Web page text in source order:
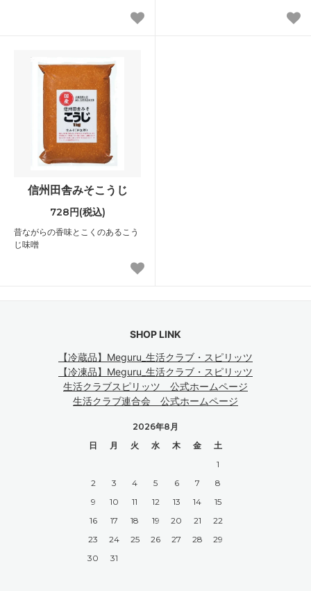
信州田舎みそこうじ
728円(税込)
昔ながらの香味とこくのあるこう
じ味噌
SHOP LINK
【冷蔵品】Meguru_生活クラブ・スピリッツ
【冷凍品】Meguru_生活クラブ・スピリッツ
生活クラブスピリッツ 公式ホームページ
生活クラブ連合会 公式ホームページ
2026年8月
日
月 火 水 木 金
土
1
2
3 4 5 6 7
8
9
10 11 12 13 14
15
16
17 18 19 20 21
22
23
24 25 26 27 28
29
30
31